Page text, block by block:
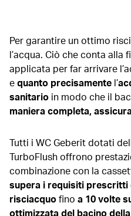
Per garantire un ottimo
l’acqua. Ciò che conta alla
applicata per far arrivare
equanto precisamente l’
sanitario in modo che il
maniera completa,
Tutti i WC Geberit dotati
TurboFlush offrono
combinazione con la
supera i requisiti prescritti
risciacquofino a 10 volte
ottimizzata del bacino